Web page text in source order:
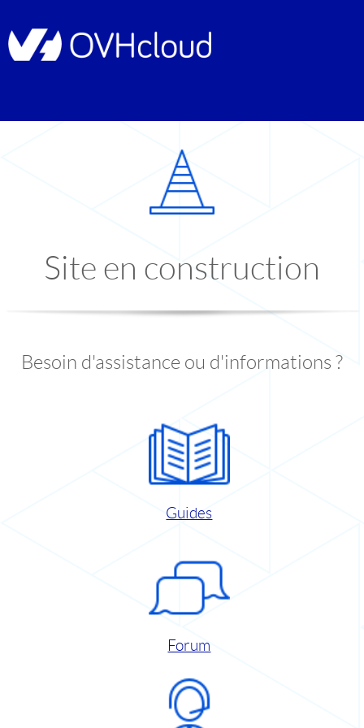
Site en construction
Besoin d'assistance ou d'informations ?
Guides
Forum